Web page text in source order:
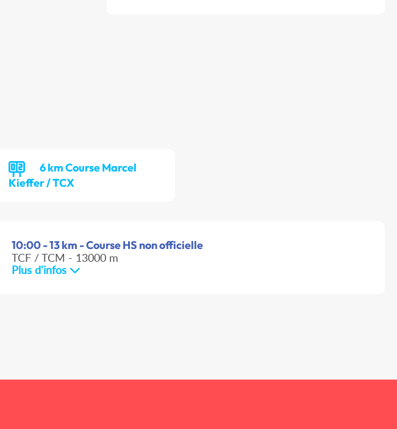
6 km Course Marcel
Kieffer / TCX
10:00 - 13 km - Course HS non officielle
TCF / TCM - 13000 m
Plus d'infos